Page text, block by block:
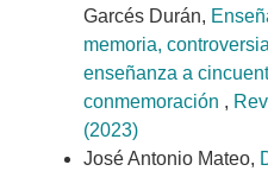
Garcés Durán,
memoria,
enseñanza a
conmemoración ,
(2023)
José Antonio Mateo,